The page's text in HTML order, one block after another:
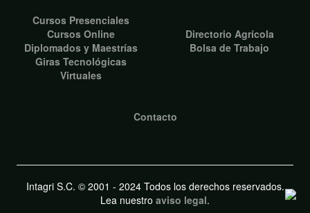
Cursos Presenciales
Cursos Online
Diplomados y Maestrías
Giras Tecnológicas
Virtuales
Directorio Agrícola
Bolsa de Trabajo
Contacto
Intagri S.C. © 2001 - 2024 Todos los derechos reservados.
Lea nuestro aviso legal.